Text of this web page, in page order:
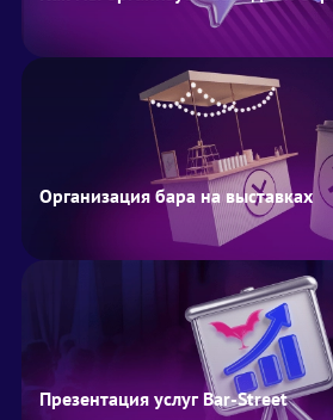
Организация бара на выставках
Презентация услуг Bar-Street